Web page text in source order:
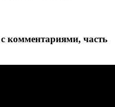
комментариями, часть